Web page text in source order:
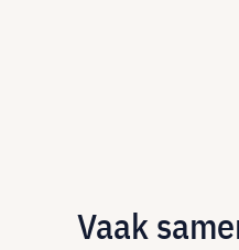
Vaak